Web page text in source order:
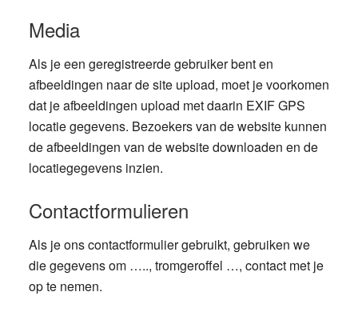
Media
Als je een geregistreerde gebruiker bent en
afbeeldingen naar de site upload, moet je voorkomen
dat je afbeeldingen upload met daarin EXIF GPS
locatie gegevens. Bezoekers van de website kunnen
de afbeeldingen van de website downloaden en de
locatiegegevens inzien.
Contactformulieren
Als je ons contactformulier gebruikt, gebruiken we
die gegevens om ….., tromgeroffel …, contact met je
op te nemen.